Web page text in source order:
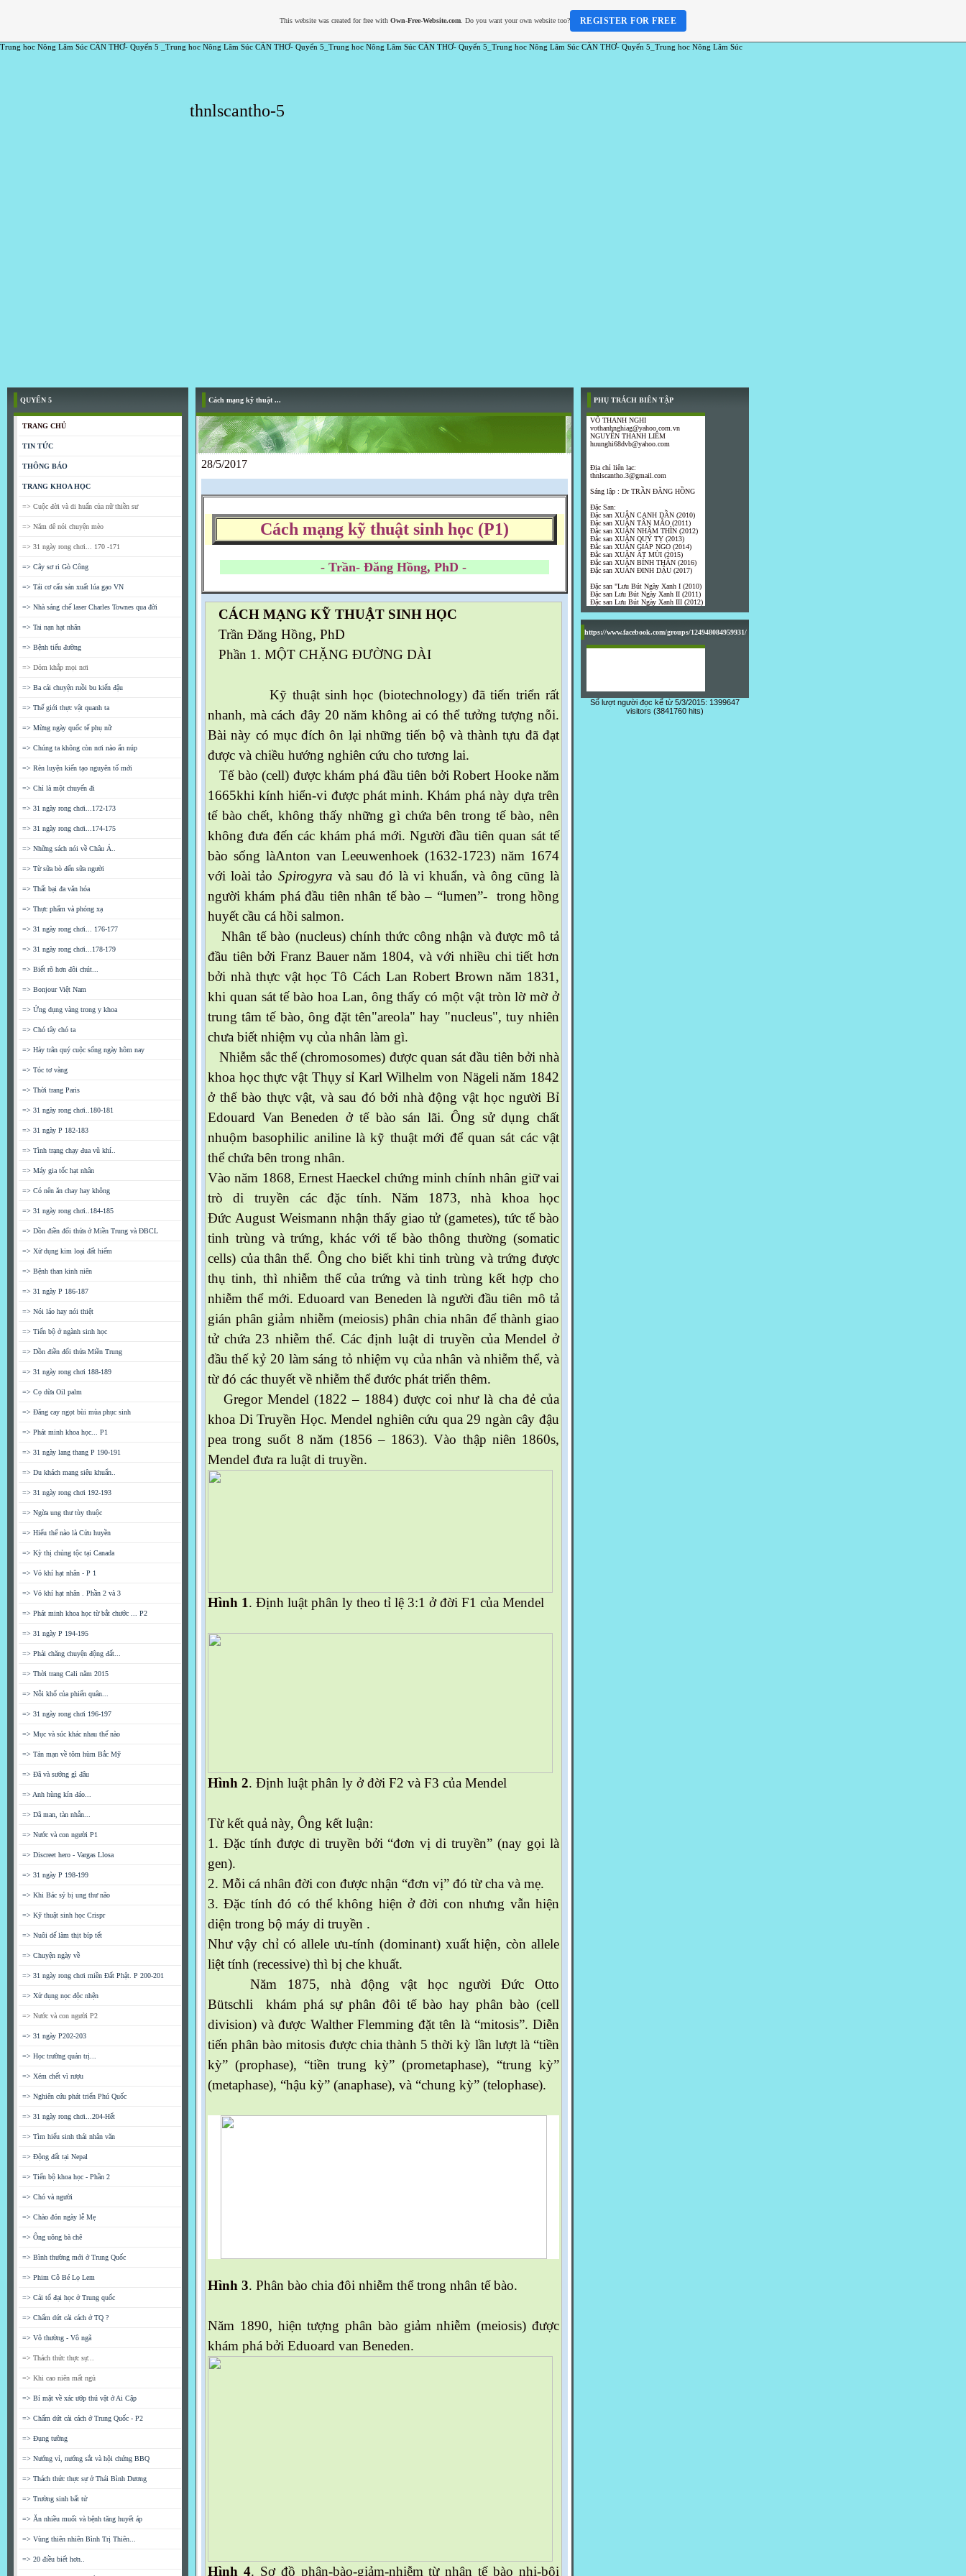
Trung hoc Nông Lâm Súc CẦN THƠ- Quyển 5 _Trung hoc Nông Lâm Súc CẦN THƠ- Quyển 5_Trung hoc Nông Lâm Súc CẦN THƠ- Quyển 5_Trung hoc Nông Lâm Súc CẦN THƠ- Quyển 5_Trung hoc Nông Lâm Súc
thnlscantho-5
QUYỂN 5
TRANG CHỦ
TIN TỨC
THÔNG BÁO
TRANG KHOA HỌC
=> Cuộc đời và di huấn của nữ thiền sư
=> Năm dê nói chuyện mèo
=> 31 ngày rong chơi... 170 -171
=> Cây sơ ri Gò Công
=> Tái cơ cấu sản xuất lúa gạo VN
=> Nhà sáng chế laser Charles Townes qua đời
=> Tai nạn hạt nhân
=> Bệnh tiểu đường
=> Dỏm khắp mọi nơi
=> Ba cái chuyện ruồi bu kiến đậu
=> Thế giới thực vật quanh ta
=> Mừng ngày quốc tế phụ nữ
=> Chúng ta không còn nơi nào ẩn núp
=> Rèn luyện kiến tạo nguyên tố mới
=> Chỉ là một chuyến đi
=> 31 ngày rong chơi...172-173
=> 31 ngày rong chơi...174-175
=> Những sách nói về Châu Á..
=> Từ sữa bò đến sữa người
=> Thất bại đa văn hóa
=> Thực phẩm và phóng xạ
=> 31 ngày rong chơi... 176-177
=> 31 ngày rong chơi...178-179
=> Biết rõ hơn đôi chút...
=> Bonjour Việt Nam
=> Ứng dụng vàng trong y khoa
=> Chó tây chó ta
=> Hảy trân quý cuộc sống ngày hôm nay
=> Tóc tơ vàng
=> Thời trang Paris
=> 31 ngày rong chơi..180-181
=> 31 ngày P 182-183
=> Tình trạng chạy đua vũ khí..
=> Máy gia tốc hạt nhân
=> Có nên ăn chay hay không
=> 31 ngày rong chơi..184-185
=> Dồn điền đổi thửa ở Miền Trung và ĐBCL
=> Xử dụng kim loại đất hiếm
=> Bệnh than kinh niên
=> 31 ngày P 186-187
=> Nói láo hay nói thiệt
=> Tiến bộ ở ngành sinh học
=> Dồn điền đổi thửa Miền Trung
=> 31 ngày rong chơi 188-189
=> Cọ dừa Oil palm
=> Đăng cay ngọt bùi mùa phục sinh
=> Phát minh khoa học... P1
=> 31 ngày lang thang P 190-191
=> Du khách mang siêu khuẩn..
=> 31 ngày rong chơi 192-193
=> Ngừa ung thư tùy thuộc
=> Hiểu thế nào là Cửu huyền
=> Kỳ thị chủng tộc tại Canada
=> Vỏ khí hạt nhân - P 1
=> Vỏ khí hạt nhân . Phần 2 và 3
=> Phát minh khoa học từ bắt chước ... P2
=> 31 ngày P 194-195
=> Phải chăng chuyện động đất...
=> Thời trang Cali năm 2015
=> Nỗi khổ của phiến quân...
=> 31 ngày rong chơi 196-197
=> Mục và súc khác nhau thế nào
=> Tản mạn về tôm hùm Bắc Mỹ
=> Đã và sướng gì đâu
=> Anh hùng kín đáo...
=> Dã man, tàn nhẫn...
=> Nước và con người P1
=> Discreet hero - Vargas Llosa
=> 31 ngày P 198-199
=> Khi Bác sỷ bị ung thư não
=> Kỹ thuật sinh học Crispr
=> Nuôi dế làm thịt bíp tết
=> Chuyện ngày về
=> 31 ngày rong chơi miền Đất Phật. P 200-201
=> Xử dụng nọc độc nhện
=> Nước và con người P2
=> 31 ngày P202-203
=> Học trường quản trị...
=> Xém chết vì rượu
=> Nghiên cứu phát triển Phú Quốc
=> 31 ngày rong chơi...204-Hết
=> Tìm hiểu sinh thái nhân văn
=> Động đất tại Nepal
=> Tiến bộ khoa học - Phần 2
=> Chó và người
=> Chào đón ngày lễ Mẹ
=> Ông uông bà chê
=> Bình thường mới ở Trung Quốc
=> Phim Cô Bé Lọ Lem
=> Cải tổ đại học ở Trung quốc
=> Chấm dứt cải cách ở TQ ?
=> Vô thường - Vô ngã
=> Thách thức thực sự...
=> Khi cao niên mất ngủ
=> Bí mật về xác ướp thú vật ở Ai Cập
=> Chấm dứt cải cách ở Trung Quốc - P2
=> Đụng tường
=> Nướng vỉ, nướng sắt và hội chứng BBQ
=> Thách thức thực sự ở Thái Bình Dương
=> Trường sinh bất tử
=> Ăn nhiều muối và bệnh tăng huyết áp
=> Vùng thiên nhiên Bình Trị Thiên...
=> 20 điều biết hơn..
Cách mạng kỹ thuật ...
28/5/2017
Cách mạng kỹ thuật sinh học (P1)
- Trần- Đăng Hồng, PhD -
CÁCH MẠNG KỸ THUẬT SINH HỌC
Trần Đăng Hồng, PhD
Phần 1. MỘT CHẶNG ĐƯỜNG DÀI
Kỹ thuật sinh học (biotechnology) đã tiến triển rất
nhanh, mà cách đây 20 năm không ai có thể tưởng tượng nỗi.
Bài này có mục đích ôn lại những tiến bộ và thành tựu đã đạt
được và chiều hướng nghiên cứu cho tương lai.
Tế bào (cell) được khám phá đầu tiên bởi Robert Hooke năm
1665khi kính hiển-vi được phát minh. Khám phá này dựa trên
tế bào chết, không thấy những gì chứa bên trong tế bào, nên
không đưa đến các khám phá mới. Người đầu tiên quan sát tế
bào sống làAnton van Leeuwenhoek (1632-1723) năm 1674
với loài tảo Spirogyra và sau đó là vi khuẩn, và ông cũng là
người khám phá đầu tiên nhân tế bào – “lumen”- trong hồng
huyết cầu cá hồi salmon.
Nhân tế bào (nucleus) chính thức công nhận và được mô tả
đầu tiên bởi Franz Bauer năm 1804, và với nhiều chi tiết hơn
bởi nhà thực vật học Tô Cách Lan Robert Brown năm 1831,
khi quan sát tế bào hoa Lan, ông thấy có một vật tròn lờ mờ ở
trung tâm tế bào, ông đặt tên"areola" hay "nucleus", tuy nhiên
chưa biết nhiệm vụ của nhân làm gì.
Nhiễm sắc thể (chromosomes) được quan sát đầu tiên bởi nhà
khoa học thực vật Thụy sỉ Karl Wilhelm von Nägeli năm 1842
ở thế bào thực vật, và sau đó bởi nhà động vật học người Bỉ
Edouard Van Beneden ở tế bào sán lãi. Ông sử dụng chất
nhuộm basophilic aniline là kỹ thuật mới để quan sát các vật
thể chứa bên trong nhân.
Vào năm 1868, Ernest Haeckel chứng minh chính nhân giữ vai
trò di truyền các đặc tính. Năm 1873, nhà khoa học
Đức August Weismann nhận thấy giao tử (gametes), tức tế bào
tinh trùng và trứng, khác với tế bào thông thường (somatic
cells) của thân thể. Ông cho biết khi tinh trùng và trứng được
thụ tinh, thì nhiễm thể của trứng và tinh trùng kết hợp cho
nhiễm thể mới. Eduoard van Beneden là người đầu tiên mô tả
gián phân giảm nhiễm (meiosis) phân chia nhân để thành giao
tử chứa 23 nhiễm thể. Các định luật di truyền của Mendel ở
đầu thế kỷ 20 làm sáng tỏ nhiệm vụ của nhân và nhiễm thể, và
từ đó các thuyết về nhiễm thể đước phát triển thêm.
Gregor Mendel (1822 – 1884) được coi như là cha đẻ của
khoa Di Truyền Học. Mendel nghiên cứu qua 29 ngàn cây đậu
pea trong suốt 8 năm (1856 – 1863). Vào thập niên 1860s,
Mendel đưa ra luật di truyền.
Hình 1. Định luật phân ly theo tỉ lệ 3:1 ở đời F1 của Mendel
Hình 2. Định luật phân ly ở đời F2 và F3 của Mendel
Từ kết quả này, Ông kết luận:
1. Đặc tính được di truyền bởi “đơn vị di truyền” (nay gọi là
gen).
2. Mỗi cá nhân đời con được nhận “đơn vị” đó từ cha và mẹ.
3. Đặc tính đó có thể không hiện ở đời con nhưng vẫn hiện
diện trong bộ máy di truyền .
Như vậy chỉ có allele ưu-tính (dominant) xuất hiện, còn allele
liệt tính (recessive) thì bị che khuất.
Năm 1875, nhà động vật học người Đức Otto
Bütschli khám phá sự phân đôi tế bào hay phân bào (cell
division) và được Walther Flemming đặt tên là “mitosis”. Diễn
tiến phân bào mitosis được chia thành 5 thời kỳ lần lượt là “tiền
kỳ” (prophase), “tiền trung kỳ” (prometaphase), “trung kỳ”
(metaphase), “hậu kỳ” (anaphase), và “chung kỳ” (telophase).
Hình 3. Phân bào chia đôi nhiễm thể trong nhân tế bào.
Năm 1890, hiện tượng phân bào giảm nhiễm (meiosis) được
khám phá bởi Eduoard van Beneden.
Hình 4. Sơ đồ phân-bào-giảm-nhiễm từ nhân tế bào nhị-bội
PHỤ TRÁCH BIÊN TẬP
VÕ THANH NGHI
vothanhnghiag@yahoo.com.vn
NGUYỄN THANH LIÊM
huunghi68dvb@yahoo.com
Địa chỉ liên lạc:
thnlscantho.3@gmail.com
Sáng lập : Dr TRẦN ĐĂNG HỒNG
Đặc San:
Đặc san XUÂN CANH DẦN (2010)
Đặc san XUÂN TÂN MÃO (2011)
Đặc san XUÂN NHÂM THÌN (2012)
Đặc san XUÂN QUÝ TỴ (2013)
Đặc san XUÂN GIÁP NGỌ (2014)
Đặc san XUÂN ẤT MÙI (2015)
Đặc san XUÂN BÍNH THÂN (2016)
Đặc san XUÂN ĐINH DẬU (2017)
Đặc san "Lưu Bút Ngày Xanh I (2010)
Đặc san Lưu Bút Ngày Xanh II (2011)
Đặc san Lưu Bút Ngày Xanh III (2012)
https://www.facebook.com/groups/124948084959931/
Số lượt người đọc kể từ 5/3/2015: 1399647
visitors (3841760 hits)
This website was created for free with Own-Free-Website.com. Do you want your own website too? REGISTER FOR FREE